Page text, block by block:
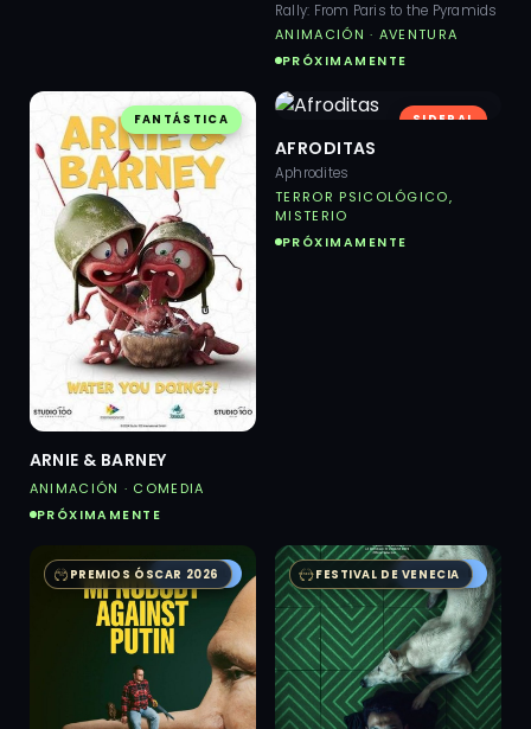
Rally: From Paris to the Pyramids
ANIMACIÓN · AVENTURA
PRÓXIMAMENTE
FANTÁSTICA
ARNIE & BARNEY
ANIMACIÓN · COMEDIA
PRÓXIMAMENTE
SIDERAL
AFRODITAS
Aphrodites
TERROR PSICOLÓGICO,
MISTERIO
PRÓXIMAMENTE
AUSTRAL
PREMIOS ÓSCAR 2026 AUSTRAL
FESTIVAL DE VENECIA